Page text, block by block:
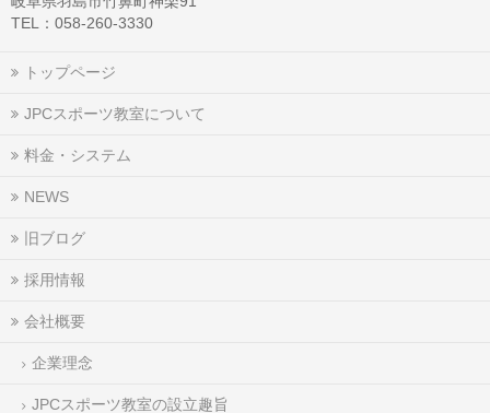
TEL：058-260-3330
トップページ
JPCスポーツ教室について
料金・システム
NEWS
旧ブログ
採用情報
会社概要
企業理念
JPCスポーツ教室の設立趣旨